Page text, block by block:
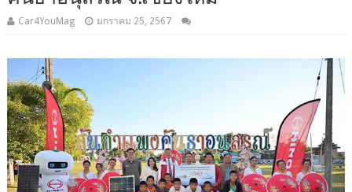
Car4YouMag มกราคม 25, 2567